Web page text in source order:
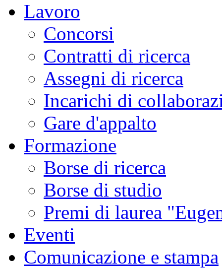
Lavoro
Concorsi
Contratti di ricerca
Assegni di ricerca
Incarichi di
Gare d'appalto
Formazione
Borse di ricerca
Borse di studio
Premi di laurea
Eventi
Comunicazione e stampa